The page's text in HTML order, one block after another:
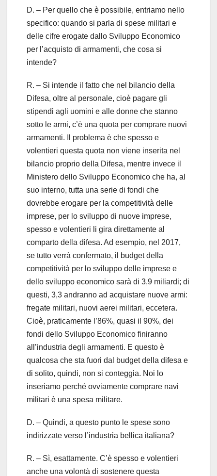
D. – Per quello che è possibile, entriamo nello
specifico: quando si parla di spese militari e
delle cifre erogate dallo Sviluppo Economico
per l’acquisto di armamenti, che cosa si
intende?
R. – Si intende il fatto che nel bilancio della
Difesa, oltre al personale, cioè pagare gli
stipendi agli uomini e alle donne che stanno
sotto le armi, c’è una quota per comprare nuovi
armamenti. Il problema è che spesso e
volentieri questa quota non viene inserita nel
bilancio proprio della Difesa, mentre invece il
Ministero dello Sviluppo Economico che ha, al
suo interno, tutta una serie di fondi che
dovrebbe erogare per la competitività delle
imprese, per lo sviluppo di nuove imprese,
spesso e volentieri li gira direttamente al
comparto della difesa. Ad esempio, nel 2017,
se tutto verrà confermato, il budget della
competitività per lo sviluppo delle imprese e
dello sviluppo economico sarà di 3,9 miliardi; di
questi, 3,3 andranno ad acquistare nuove armi:
fregate militari, nuovi aerei militari, eccetera.
Cioè, praticamente l’86%, quasi il 90%, dei
fondi dello Sviluppo Economico finiranno
all’industria degli armamenti. E questo è
qualcosa che sta fuori dal budget della difesa e
di solito, quindi, non si conteggia. Noi lo
inseriamo perché ovviamente comprare navi
militari è una spesa militare.
D. – Quindi, a questo punto le spese sono
indirizzate verso l’industria bellica italiana?
R. – Sì, esattamente. C’è spesso e volentieri
anche una volontà di sostenere questa